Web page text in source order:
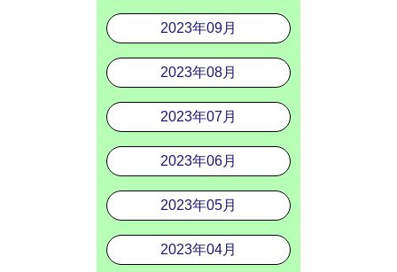
2023年09月
2023年08月
2023年07月
2023年06月
2023年05月
2023年04月